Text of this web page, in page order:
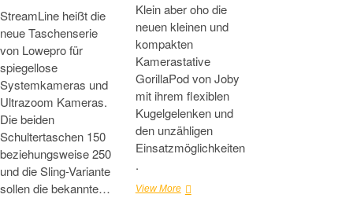
StreamLine heißt die
neue Taschenserie
von Lowepro für
spiegellose
Systemkameras und
Ultrazoom Kameras.
Die beiden
Schultertaschen 150
beziehungsweise 250
und die Sling-Variante
sollen die bekannte…
Klein aber oho die
neuen kleinen und
kompakten
Kamerastative
GorillaPod von Joby
mit ihrem flexiblen
Kugelgelenken und
den unzähligen
Einsatzmöglichkeiten
.
View MoreMeet